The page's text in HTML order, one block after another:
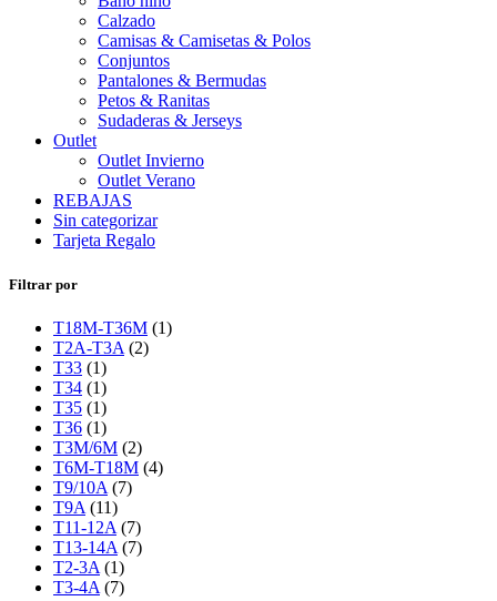
Calzado
Camisas & Camisetas & Polos
Conjuntos
Pantalones & Bermudas
Petos & Ranitas
Sudaderas & Jerseys
Outlet
Outlet Invierno
Outlet Verano
REBAJAS
Sin categorizar
Tarjeta Regalo
Filtrar por
T18M-T36M (1)
T2A-T3A (2)
T33 (1)
T34 (1)
T35 (1)
T36 (1)
T3M/6M (2)
T6M-T18M (4)
T9/10A (7)
T9A (11)
T11-12A (7)
T13-14A (7)
T2-3A (1)
T3-4A (7)